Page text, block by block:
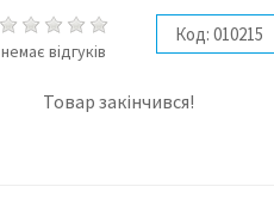
немає відгуків
Код: 010215
Товар закінчився!